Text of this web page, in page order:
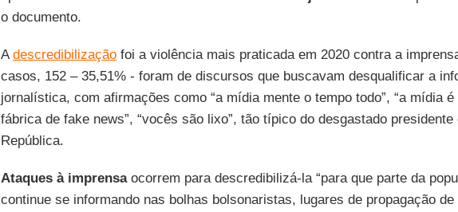
o documento.
Adescredibilizaçãofoi a violência mais praticada em 2020 contra a
casos, 152 – 35,51% - foram de discursos que buscavam desqualificar a
jornalística, com afirmações como “a mídia mente o tempo todo”, “a mídia é
fábrica de fake news”, “vocês são lixo”, tão típico do desgastado presidente
República.
Ataques à imprensaocorrem para descredibilizá-la “para que parte da
continue se informando nas bolhas bolsonaristas, lugares de propagação de